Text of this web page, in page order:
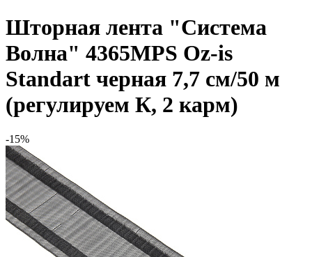
Шторная лента "Система
Волна" 4365MPS Oz-is
Standart черная 7,7 см/50 м
(регулируем К, 2 карм)
-15%